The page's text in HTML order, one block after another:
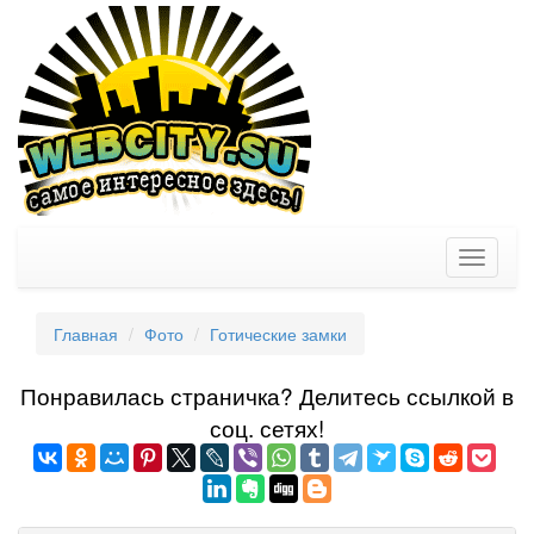
Toggle
Главная Фото Готические замки
Понравилась страничка? Делитеcь ссылкой в
соц. сетях!